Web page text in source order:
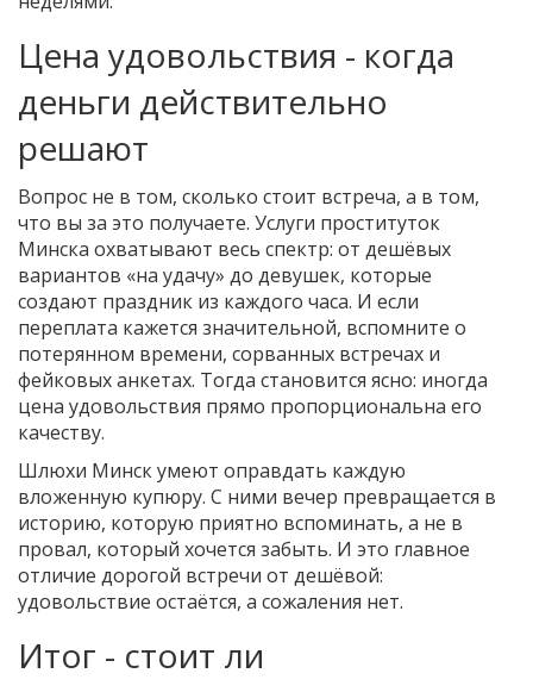
Цена удовольствия - когда
деньги действительно
решают
Вопрос не в том, сколько стоит встреча, а в том,
что вы за это получаете. Услуги проституток
Минска охватывают весь спектр: от дешёвых
вариантов «на удачу» до девушек, которые
создают праздник из каждого часа. И если
переплата кажется значительной, вспомните о
потерянном времени, сорванных встречах и
фейковых анкетах. Тогда становится ясно: иногда
цена удовольствия прямо пропорциональна его
качеству.
Шлюхи Минск умеют оправдать каждую
вложенную купюру. С ними вечер превращается в
историю, которую приятно вспоминать, а не в
провал, который хочется забыть. И это главное
отличие дорогой встречи от дешёвой:
удовольствие остаётся, а сожаления нет.
Итог - стоит ли